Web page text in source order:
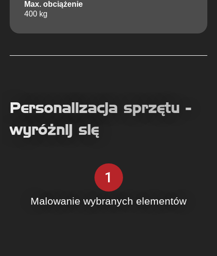
Max. obciążenie
400 kg
Personalizacja sprzętu -
wyróżnij się
1
Malowanie wybranych elementów